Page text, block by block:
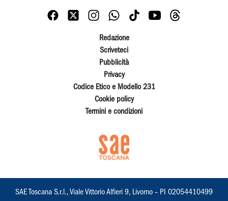
Redazione
Scriveteci
Pubblicità
Privacy
Codice Etico e Modello 231
Cookie policy
Termini e condizioni
SAE Toscana S.r.l., Viale Vittorio Alfieri 9, Livorno – PI 02054410499